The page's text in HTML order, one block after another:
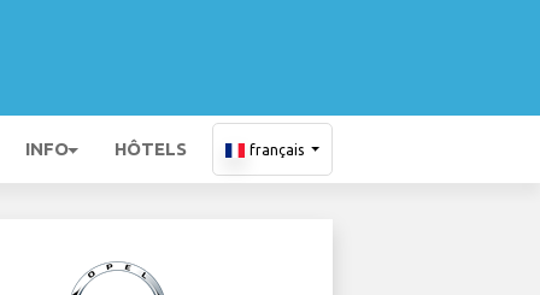
INFO HÔTELS français